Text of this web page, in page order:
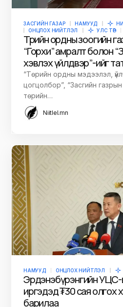
ЗАСГИЙН ГАЗАР НАМУУД
ОНЦЛОХ НИЙТЛЭЛ
УЛС ТӨР
Төрийн ордны зоогийн
“Горхи” амралт болон
хэвлэх үйлдвэр”-ийг
“Төрийн ордны мэдээлэл,
цогцолбор”, “Засгийн газрын
төрийн…
Niitlel.mn
НАМУУД ОНЦЛОХ НИЙТЛЭЛ
Эрдэнэбүрэнгийн УЦС-ын
иргэдэд ₮30 сая олгох
барилаа